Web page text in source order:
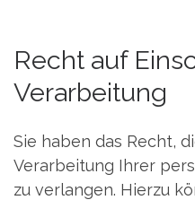
Recht auf
Verarbeitung
Sie haben das Recht,
Verarbeitung Ihrer
zu verlangen. Hierzu